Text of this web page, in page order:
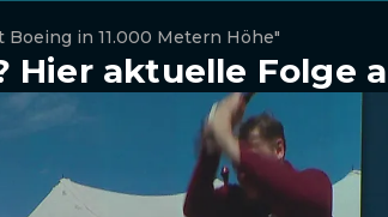
in 11.000 Metern Höhe"
Hier aktuelle Folge